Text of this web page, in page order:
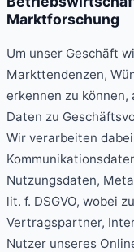
Marktforschung
Um unser Geschäft
Markttendenzen,
erkennen zu
Daten zu
Wir verarbeiten
Nutzungsdaten,
lit. f. DSGVO, wobei
Vertragspartner,
Nutzer unseres